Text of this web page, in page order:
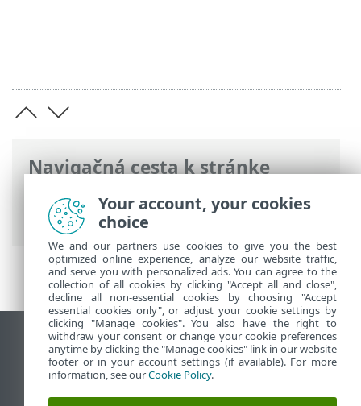
Navigačná cesta k stránke
ESET Online pomocník> ESET PROTECT
On-Prem
>Špecifikácie
Zobraziť stránku ako na počítači
End of Life
Databáza znalostí ESET
Your account, your cookies
choice
We and our partners use cookies to give you the best
optimized online experience, analyze our website traffic,
and serve you with personalized ads. You can agree to the
collection of all cookies by clicking "Accept all and close",
decline all non-essential cookies by choosing "Accept
essential cookies only", or adjust your cookie settings by
clicking "Manage cookies". You also have the right to
withdraw your consent or change your cookie preferences
anytime by clicking the "Manage cookies" link in our website
footer or in your account settings (if available). For more
information, see ourCookie Policy.